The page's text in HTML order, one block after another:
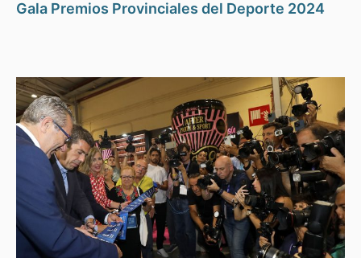
Gala Premios Provinciales del Deporte 2024